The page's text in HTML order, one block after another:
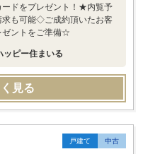
ドをプレゼント！★内覧予
も可能◇ご成約頂いたお客
ゼントをご準備☆
ッピー住まいる
見る
戸建て 中古